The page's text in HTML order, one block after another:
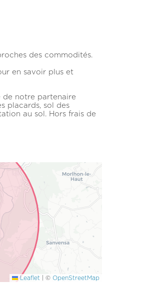
des commodités.
en savoir plus et
de notre partenaire
placards, sol des
au sol. Hors frais de
Leaflet © OpenStreetMap